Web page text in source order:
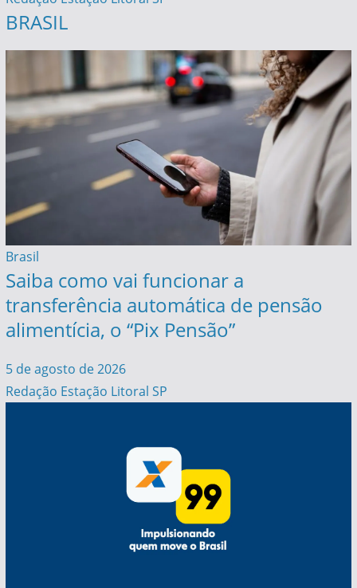
BRASIL
Brasil
Saiba como vai funcionar a
transferência automática de pensão
alimentícia, o “Pix Pensão”
5 de agosto de 2026
Redação Estação Litoral SP